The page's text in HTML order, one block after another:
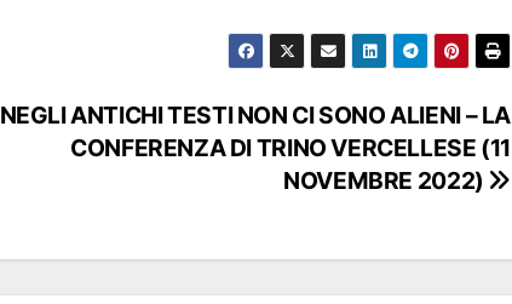
NEGLI ANTICHI TESTI NON CI SONO ALIENI – LA
CONFERENZA DI TRINO VERCELLESE (11
NOVEMBRE 2022)